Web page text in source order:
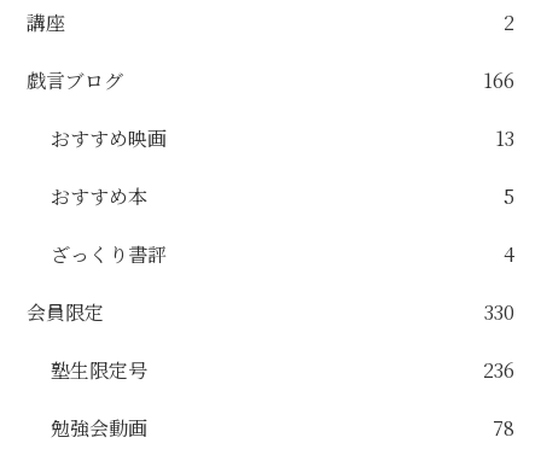
講座 2
戯言ブログ 166
おすすめ映画 13
おすすめ本 5
ざっくり書評 4
会員限定 330
塾生限定号 236
勉強会動画 78